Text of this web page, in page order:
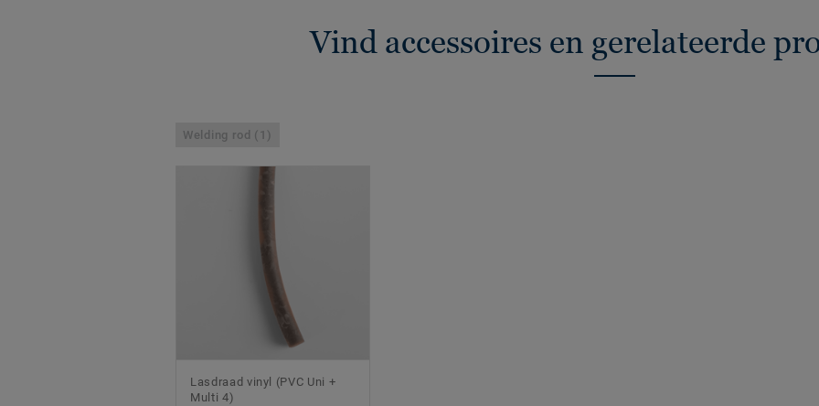
Vind accessoires en gerelateerde
Welding rod (1)
Lasdraad vinyl (PVC Uni +
Multi 4)